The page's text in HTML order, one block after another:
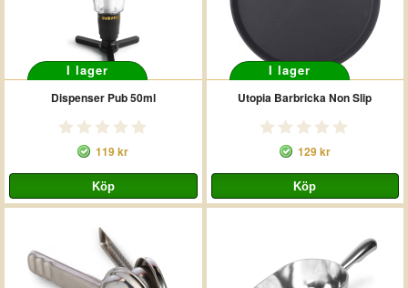
I lager
Dispenser Pub 50ml
119 kr
I lager
Utopia Barbricka Non Slip
129 kr